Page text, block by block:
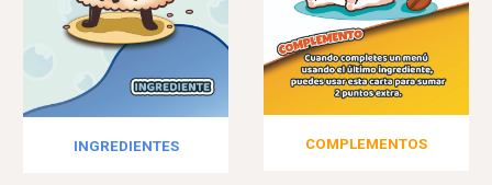
INGREDIENTES COMPLEMENTOS